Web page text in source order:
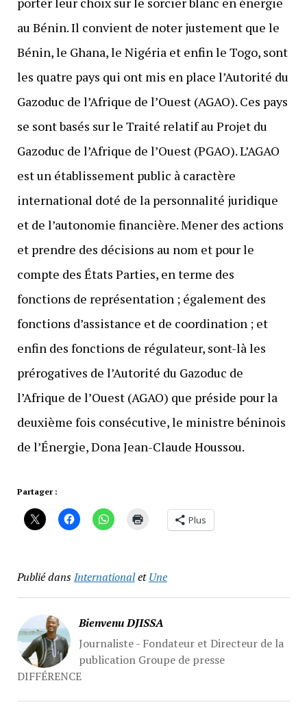
au Bénin. Il convient de noter justement que le
Bénin, le Ghana, le Nigéria et enfin le Togo, sont
les quatre pays qui ont mis en place l’Autorité du
Gazoduc de l’Afrique de l’Ouest (AGAO). Ces pays
se sont basés sur le Traité relatif au Projet du
Gazoduc de l’Afrique de l’Ouest (PGAO). L’AGAO
est un établissement public à caractère
international doté de la personnalité juridique
et de l’autonomie financière. Mener des actions
et prendre des décisions au nom et pour le
compte des États Parties, en terme des
fonctions de représentation ; également des
fonctions d’assistance et de coordination ; et
enfin des fonctions de régulateur, sont-là les
prérogatives de l’Autorité du Gazoduc de
l’Afrique de l’Ouest (AGAO) que préside pour la
deuxième fois consécutive, le ministre béninois
de l’Énergie, Dona Jean-Claude Houssou.
Partager :
Plus
Publié dansInternationaletUne
Bienvenu DJISSA
Journaliste - Fondateur et Directeur de la
publication Groupe de presse
DIFFÉRENCE